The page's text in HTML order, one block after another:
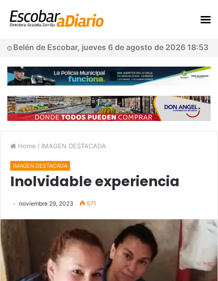
Belén de Escobar, jueves 6 de agosto de 2026 18:53
Home / IMAGEN DESTACADA
IMAGEN DESTACADA
Inolvidable experiencia
noviembre 29, 2023 571